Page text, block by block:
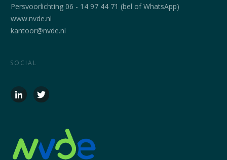
Persvoorlichting 06 - 14 97 44 71 (bel of WhatsApp)
www.nvde.nl
kantoor@nvde.nl
SOCIAL